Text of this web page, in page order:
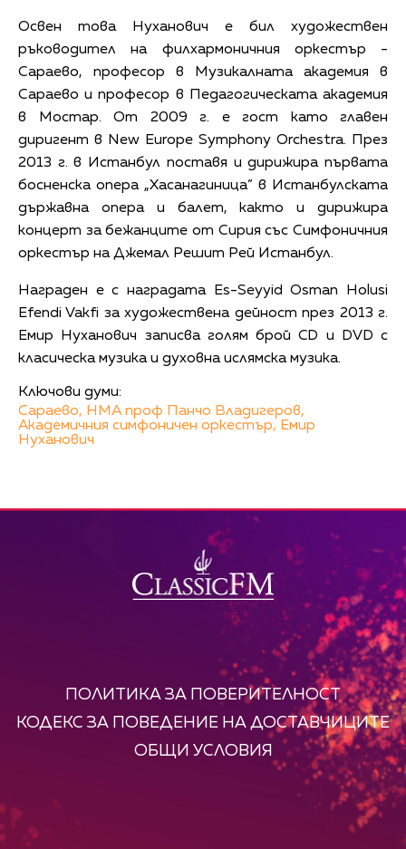
Освен това Нуханович е бил художествен
ръководител на филхармоничния оркестър -
Сараево, професор в Музикалната академия в
Сараево и професор в Педагогическата академия
в Мостар. От 2009 г. е гост като главен
диригент в New Europe Symphony Orchestra. През
2013 г. в Истанбул поставя и дирижира първата
босненска опера „Хасанагиница” в Истанбулската
държавна опера и балет, както и дирижира
концерт за бежанците от Сирия със Симфоничния
оркестър на Джемал Решит Рей Истанбул.
Награден е с наградата Es-Seyyid Osman Holusi
Efendi Vakfi за художествена дейност през 2013 г.
Емир Нуханович записва голям брой CD и DVD с
класическа музика и духовна ислямска музика.
Ключови думи:
Сараево, НМА проф Панчо Владигеров,
Академичния симфоничен оркестър, Емир
Нуханович
ПОЛИТИКА ЗА ПОВЕРИТЕЛНОСТ
КОДЕКС ЗА ПОВЕДЕНИЕ НА ДОСТАВЧИЦИТЕ
ОБЩИ УСЛОВИЯ